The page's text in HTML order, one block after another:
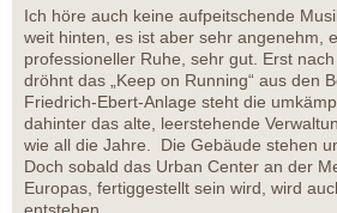
Ich höre auch keine aufpeitschende
weit hinten, es ist aber sehr angenehm,
professioneller Ruhe, sehr gut. Erst
dröhnt das „Keep on Running“ aus den
Friedrich-Ebert-Anlage steht die
dahinter das alte, leerstehende
wie all die Jahre. Die Gebäude stehen
Doch sobald das Urban Center an der
Europas, fertiggestellt sein wird, wird